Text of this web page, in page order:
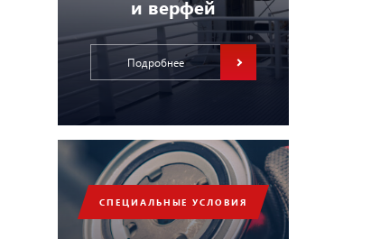
и верфей
Подробнее
СПЕЦИАЛЬНЫЕ УСЛОВИЯ